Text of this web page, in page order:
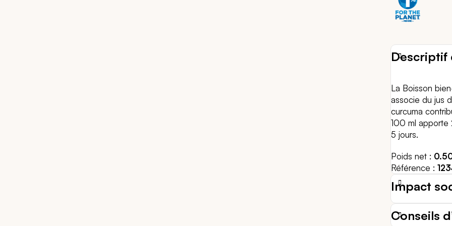
Descriptif
La Boisson
associe du jus
curcuma
100 ml apporte
5 jours.
Poids net
Référence
Impact
Conseils